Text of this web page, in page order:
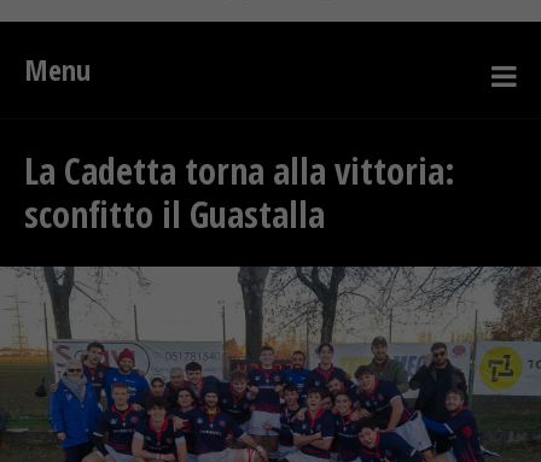
Menu
La Cadetta torna alla vittoria:
sconfitto il Guastalla